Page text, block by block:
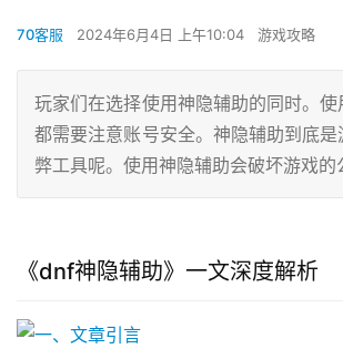
70客服 2024年6月4日 上午10:04 游戏攻略
玩家们在选择使用神隐辅助的同时。
都需要注意账号安全。神隐辅助到底
弊工具呢。使用神隐辅助会破坏游戏的
《dnf神隐辅助》一文深度解析